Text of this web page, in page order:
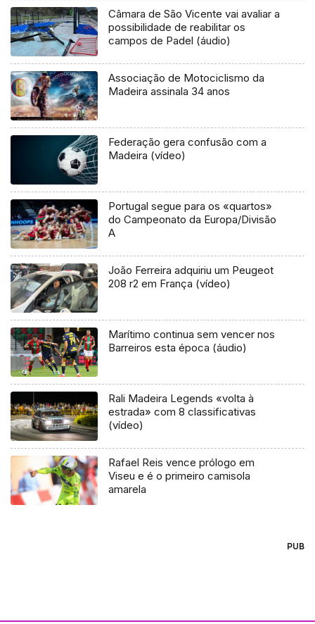
Câmara de São Vicente vai avaliar a
possibilidade de reabilitar os
campos de Padel (áudio)
Associação de Motociclismo da
Madeira assinala 34 anos
Federação gera confusão com a
Madeira (vídeo)
Portugal segue para os «quartos»
do Campeonato da Europa/Divisão
A
João Ferreira adquiriu um Peugeot
208 r2 em França (vídeo)
Marítimo continua sem vencer nos
Barreiros esta época (áudio)
Rali Madeira Legends «volta à
estrada» com 8 classificativas
(vídeo)
Rafael Reis vence prólogo em
Viseu e é o primeiro camisola
amarela
PUB